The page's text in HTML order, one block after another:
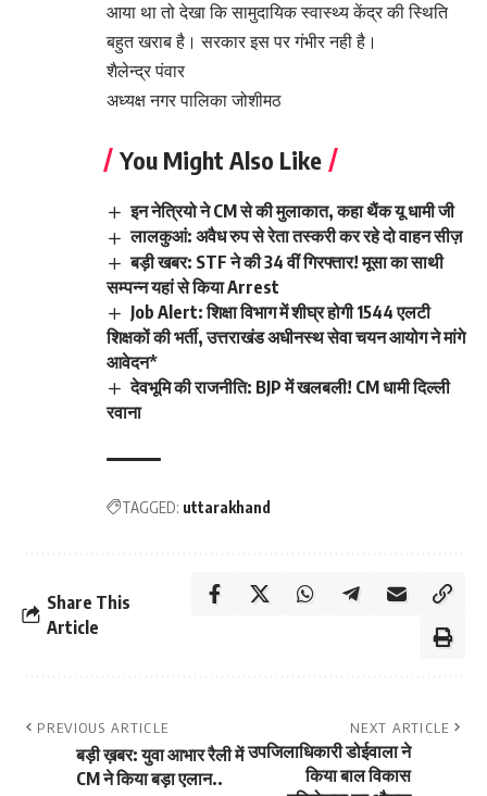
आया था तो देखा कि सामुदायिक स्वास्थ्य केंद्र की स्थिति
बहुत खराब है। सरकार इस पर गंभीर नही है।
शैलेन्द्र पंवार
अध्यक्ष नगर पालिका जोशीमठ
You Might Also Like
इन नेत्रियो ने CM से की मुलाकात, कहा थैंक यू धामी जी
लालकुआं: अवैध रुप से रेता तस्करी कर रहे दो वाहन सीज़
बड़ी खबर: STF ने की 34 वीं गिरफ्तार! मूसा का साथी
सम्पन्न यहां से किया Arrest
Job Alert: शिक्षा विभाग में शीघ्र होगी 1544 एलटी
शिक्षकों की भर्ती, उत्तराखंड अधीनस्थ सेवा चयन आयोग ने मांगे
आवेदन*
देवभूमि की राजनीति: BJP में खलबली! CM धामी दिल्ली
रवाना
TAGGED: uttarakhand
Share This
Article
PREVIOUS ARTICLE
बड़ी ख़बर: युवा आभार रैली में
CM ने किया बड़ा एलान..
NEXT ARTICLE
उपजिलाधिकारी डोईवाला ने
किया बाल विकास